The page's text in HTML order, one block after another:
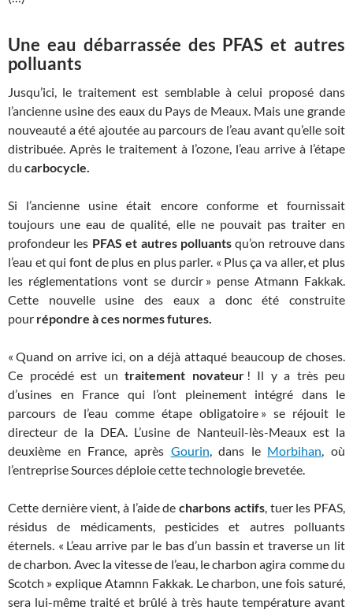
Une eau débarrassée des PFAS et autres
polluants
Jusqu’ici, le traitement est semblable à celui proposé dans
l’ancienne usine des eaux du Pays de Meaux. Mais une grande
nouveauté a été ajoutée au parcours de l’eau avant qu’elle soit
distribuée. Après le traitement à l’ozone, l’eau arrive à l’étape
du carbocycle.
Si l’ancienne usine était encore conforme et fournissait
toujours une eau de qualité, elle ne pouvait pas traiter en
profondeur les PFAS et autres polluantsqu’on retrouve dans
l’eau et qui font de plus en plus parler. « Plus ça va aller, et plus
les réglementations vont se durcir » pense Atmann Fakkak.
Cette nouvelle usine des eaux a donc été construite
pour répondre à ces normes futures.
« Quand on arrive ici, on a déjà attaqué beaucoup de choses.
Ce procédé est un traitement novateur ! Il y a très peu
d’usines en France qui l’ont pleinement intégré dans le
parcours de l’eau comme étape obligatoire » se réjouit le
directeur de la DEA. L’usine de Nanteuil-lès-Meaux est la
deuxième en France, après Gourin, dans le Morbihan, où
l’entreprise Sources déploie cette technologie brevetée.
Cette dernière vient, à l’aide decharbons actifs, tuer les PFAS,
résidus de médicaments, pesticides et autres polluants
éternels. « L’eau arrive par le bas d’un bassin et traverse un lit
de charbon. Avec la vitesse de l’eau, le charbon agira comme du
Scotch » explique Atamnn Fakkak. Le charbon, une fois saturé,
sera lui-même traité et brûlé à très haute température avant